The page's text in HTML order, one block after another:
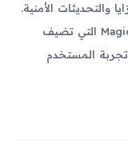
والتحديثات الأمنية.
بالإضافة إلى ذلك، يأتي الجهاز بواجهة Magic OS 8 التي تضيف
المستخدم